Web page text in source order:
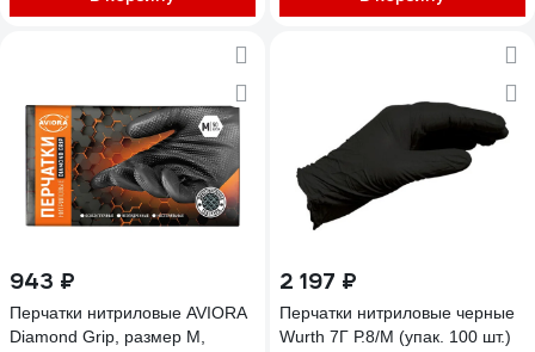
943 ₽
Перчатки нитриловые AVIORA
Diamond Grip, размер M,
2 197 ₽
Перчатки нитриловые черные
Wurth 7Г Р.8/M (упак. 100 шт.)